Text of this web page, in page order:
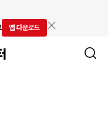
앱 다운로드